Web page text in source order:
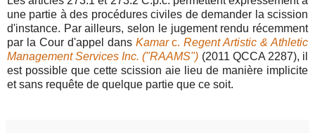
une partie à des procédures civiles de demander la scission
d'instance. Par ailleurs, selon le jugement rendu récemment
par la Cour d'appel dans Kamarc.Regent Artistic & Athletic
Management Services Inc. ("RAAMS") (2011 QCCA 2287), il
est possible que cette scission aie lieu de manière implicite
et sans requête de quelque partie que ce soit.